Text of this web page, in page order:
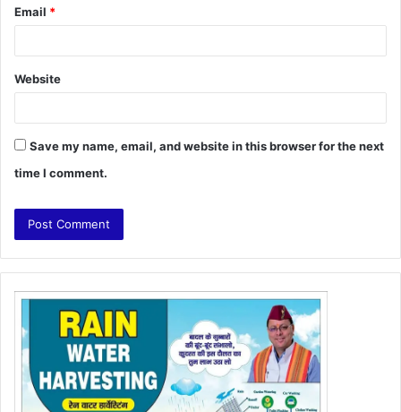
Email *
Website
Save my name, email, and website in this browser for the next
time I comment.